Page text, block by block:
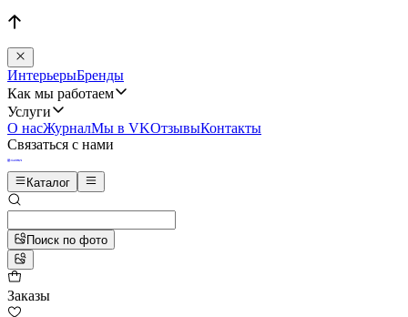
ИнтерьерыБренды
Как мы работаем
Услуги
О насЖурналМы в VKОтзывыКонтакты
Связаться с нами
Каталог
Поиск по фото
Заказы